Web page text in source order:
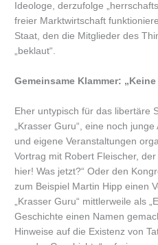
Ideologe, derzufolge
freier Marktwirtschaft
Staat, den die Mitglieder des
„beklaut“.
Gemeinsame Klammer:
Eher untypisch für das libertäre
„Krasser Guru“, eine noch
und eigene Veranstaltungen
Vortrag mit Robert Fleischer,
hier! Was jetzt?“ Oder den
zum Beispiel Martin Hipp einen
„Krasser Guru“ mittlerweile als
Geschichte einen Namen
Hinweise auf die Existenz von